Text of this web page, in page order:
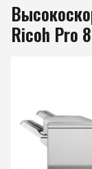
Ricoh Pro